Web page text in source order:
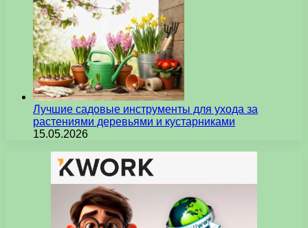
Лучшие садовые инструменты для ухода за
растениями деревьями и кустарниками
15.05.2026